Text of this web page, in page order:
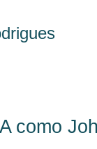
como